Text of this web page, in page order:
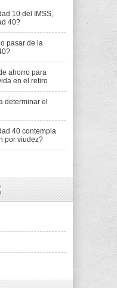
10 del IMSS,
40?
pasar de la
ahorro para
en el retiro
determinar el
40 contempla
por viudez?